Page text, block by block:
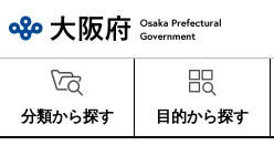
分類から探す 目的から探す